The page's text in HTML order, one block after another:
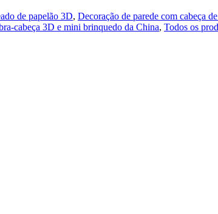
de papelão 3D, Decoração de parede com cabeça
cabeça 3D e mini brinquedo da China, Todos os